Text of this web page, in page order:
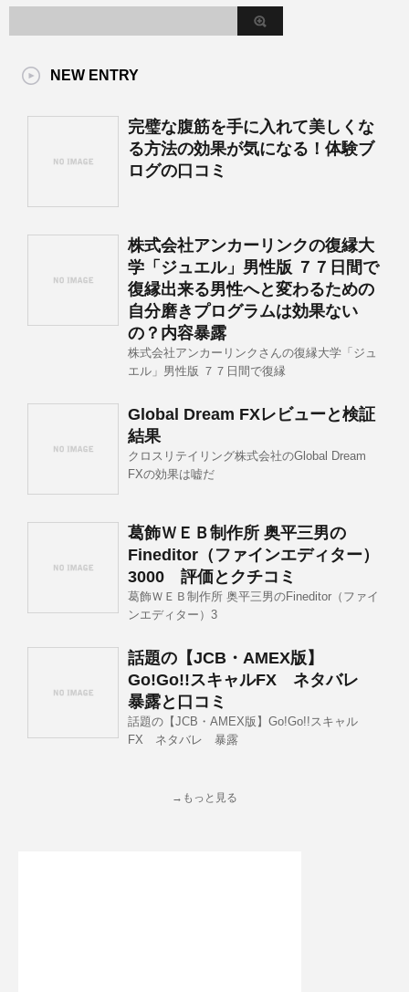
NEW ENTRY
完璧な腹筋を手に入れて美しくな
る方法の効果が気になる！体験ブ
ログの口コミ
株式会社アンカーリンクの復縁大
学「ジュエル」男性版 ７７日間で
復縁出来る男性へと変わるための
自分磨きプログラムは効果ない
の？内容暴露
株式会社アンカーリンクさんの復縁大学「ジュ
エル」男性版 ７７日間で復縁
Global Dream FXレビューと検証
結果
クロスリテイリング株式会社のGlobal Dream
FXの効果は嘘だ
葛飾ＷＥＢ制作所 奥平三男の
Fineditor（ファインエディター）
3000 評価とクチコミ
葛飾ＷＥＢ制作所 奥平三男のFineditor（ファイ
ンエディター）3
話題の【JCB・AMEX版】
Go!Go!!スキャルFX ネタバレ
暴露と口コミ
話題の【JCB・AMEX版】Go!Go!!スキャル
FX ネタバレ 暴露
→もっと見る